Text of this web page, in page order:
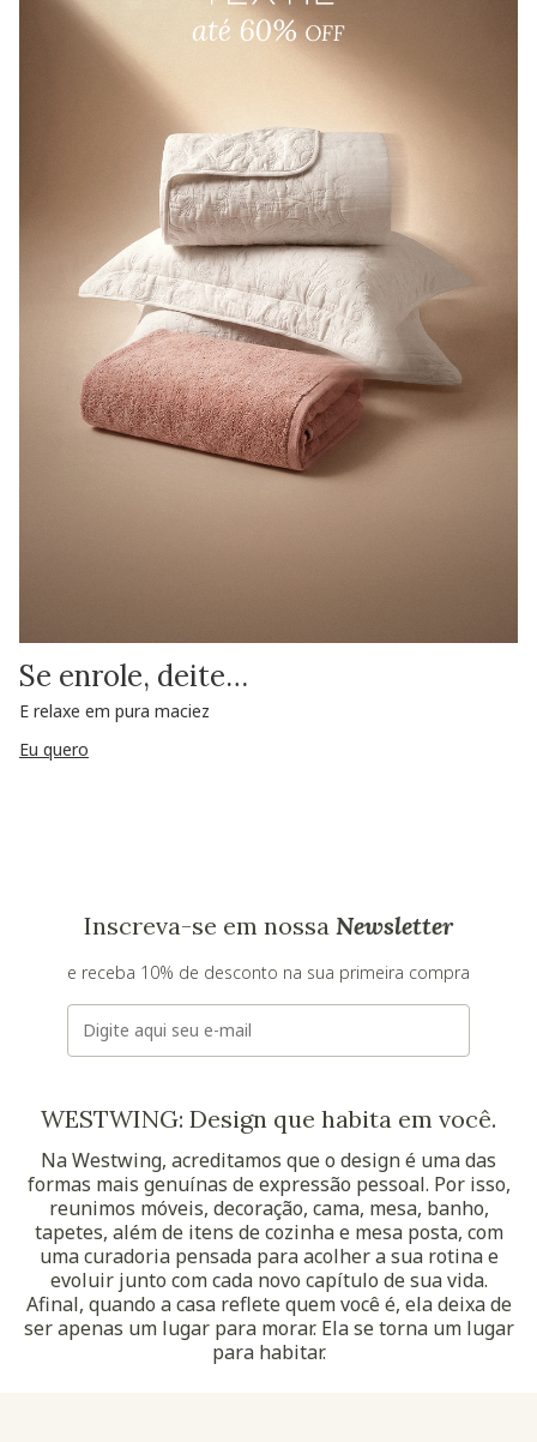
Se enrole, deite…
E relaxe em pura maciez
Eu quero
Inscreva-se em nossa Newsletter
e receba 10% de desconto na sua primeira compra
E-mail
WESTWING: Design que habita em você.
Na Westwing, acreditamos que o design é uma das
formas mais genuínas de expressão pessoal. Por isso,
reunimos móveis, decoração, cama, mesa, banho,
tapetes, além de itens de cozinha e mesa posta, com
uma curadoria pensada para acolher a sua rotina e
evoluir junto com cada novo capítulo de sua vida.
Afinal, quando a casa reflete quem você é, ela deixa de
ser apenas um lugar para morar. Ela se torna um lugar
para habitar.